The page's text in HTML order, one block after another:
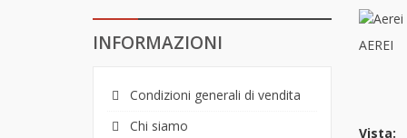
INFORMAZIONI
Condizioni generali di vendita
Chi siamo
AEREI
Vista: